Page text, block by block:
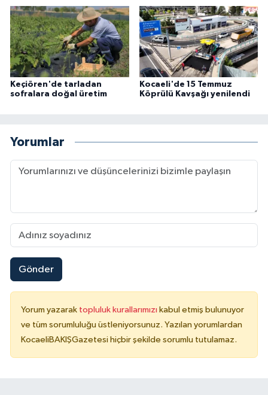
Keçiören'de tarladan
sofralara doğal üretim
Kocaeli'de 15 Temmuz
Köprülü Kavşağı yenilendi
Yorumlar
Gönder
Yorum yazarak topluluk kurallarımızı kabul etmiş bulunuyor
ve tüm sorumluluğu üstleniyorsunuz. Yazılan yorumlardan
KocaeliBAKIŞGazetesi hiçbir şekilde sorumlu tutulamaz.